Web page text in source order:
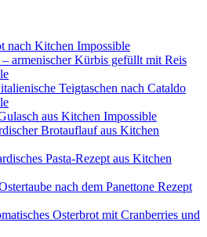
nach Kitchen Impossible
armenischer Kürbis gefüllt mit Reis
Teigtaschen nach Cataldo
aus Kitchen Impossible
Brotauflauf aus Kitchen
Pasta-Rezept aus Kitchen
nach dem Panettone Rezept
Osterbrot mit Cranberries und